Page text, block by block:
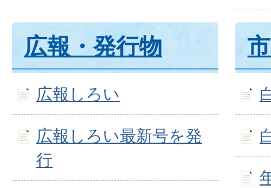
広報・発行物
広報しろい
広報しろい最新号を発
行